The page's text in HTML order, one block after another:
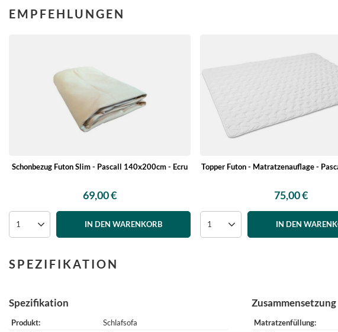
EMPFEHLUNGEN
Schonbezug Futon Slim - Pascall 140x200cm - Ecru
69,00 €
IN DEN WARENKORB
Topper Futon - Matratzenauflage -
75,00 €
IN DEN
SPEZIFIKATION
Spezifikation
Produkt
Schlafsofa
Zusammensetzung
Matratzenfüllung